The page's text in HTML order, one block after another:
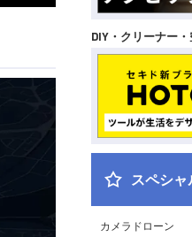
DIY・クリーナー
スペシ
カメラドローン